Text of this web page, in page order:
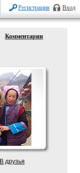
Регистрация Вход
Комментарии
В друзья